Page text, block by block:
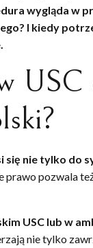
wygląda w
I kiedy
USC
się nie tylko
prawo pozwala
USC lub w
nie tylko